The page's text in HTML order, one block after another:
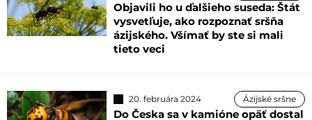
Objavili ho u ďalšieho suseda: Štát
vysvetľuje, ako rozpoznať sršňa
ázijského. Všímať by ste si mali
tieto veci
20. februára 2024 Ázijské sršne
Do Česka sa v kamióne opäť dostal